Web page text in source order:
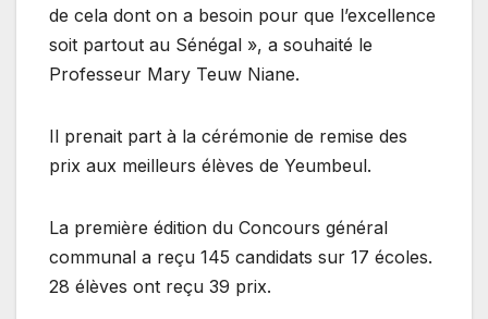
de cela dont on a besoin pour que l’excellence
soit partout au Sénégal », a souhaité le
Professeur Mary Teuw Niane.
Il prenait part à la cérémonie de remise des
prix aux meilleurs élèves de Yeumbeul.
La première édition du Concours général
communal a reçu 145 candidats sur 17 écoles.
28 élèves ont reçu 39 prix.